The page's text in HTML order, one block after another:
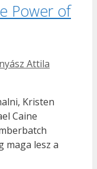
Power of
Attila
Kristen
Caine
maga lesz a